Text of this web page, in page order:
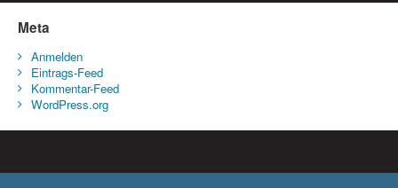
Meta
Anmelden
Eintrags-Feed
Kommentar-Feed
WordPress.org